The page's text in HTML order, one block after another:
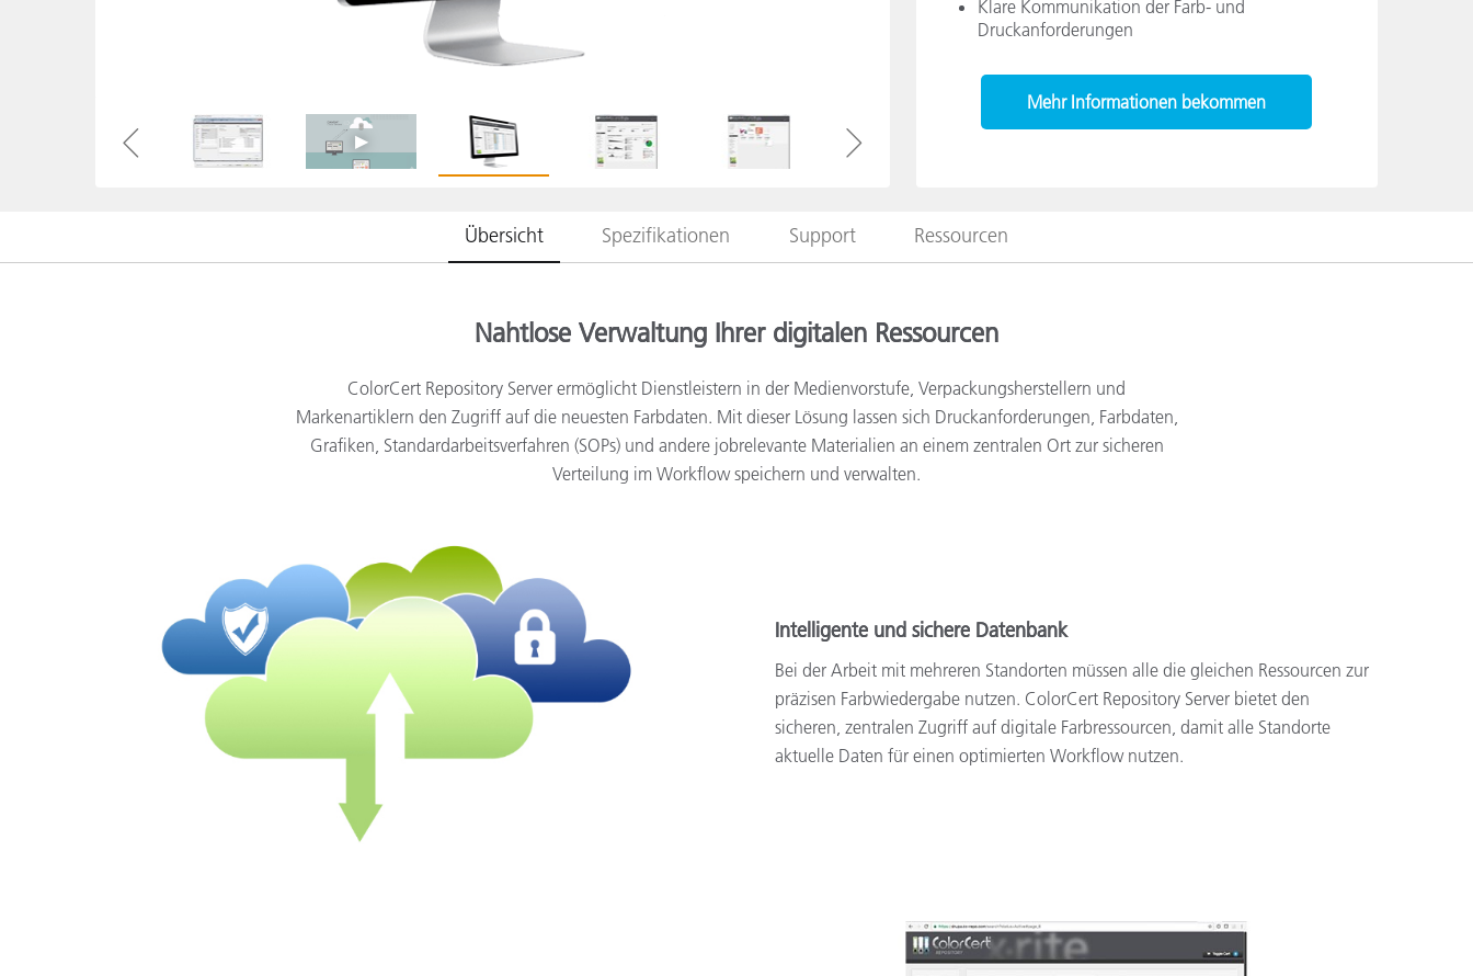
Gebrauchsgüter
Klare Kommunikation der Farb- und
Druckanforderungen
Mehr Informationen bekommen
Übersicht Spezifikationen Support Ressourcen
Nahtlose Verwaltung Ihrer digitalen Ressourcen
ColorCert Repository Server ermöglicht Dienstleistern in der Medienvorstufe, Verpackungsherstellern und
Markenartiklern den Zugriff auf die neuesten Farbdaten. Mit dieser Lösung lassen sich Druckanforderungen, Farbdaten,
Grafiken, Standardarbeitsverfahren (SOPs) und andere jobrelevante Materialien an einem zentralen Ort zur sicheren
Verteilung im Workflow speichern und verwalten.
Intelligente und sichere Datenbank
Bei der Arbeit mit mehreren Standorten müssen alle die gleichen Ressourcen zur
präzisen Farbwiedergabe nutzen. ColorCert Repository Server bietet den
sicheren, zentralen Zugriff auf digitale Farbressourcen, damit alle Standorte
aktuelle Daten für einen optimierten Workflow nutzen.